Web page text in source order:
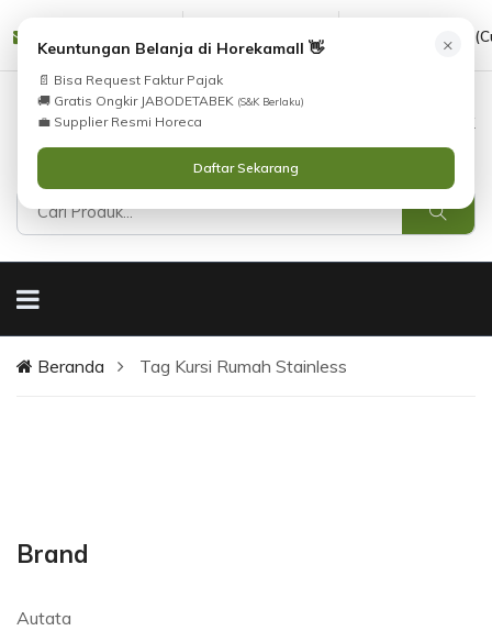
(021) 38783380 08551688000
Masuk
×
Keuntungan Belanja di Horekamall 👋
📄 Bisa Request Faktur Pajak
🚚 Gratis Ongkir JABODETABEK (S&K Berlaku)
💼 Supplier Resmi Horeca
Daftar Sekarang
Beranda Tag Kursi Rumah Stainless
Brand
Autata